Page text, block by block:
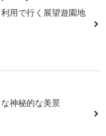
用で行く展望遊園地
神秘的な美景